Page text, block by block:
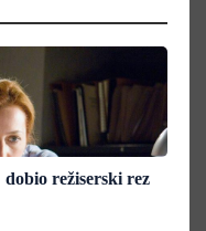
režiserski rez